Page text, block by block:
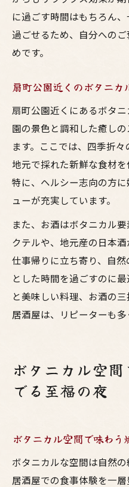
に過ごす時間はもちろん
過ごせるため、自分への
めです。
扇町公園近くのボタニカ
扇町公園近くにあるボタ
園の景色と調和した癒し
ます。ここでは、四季折々
地元で採れた新鮮な食材を
特に、ヘルシー志向の方
ューが充実しています。
また、お酒はボタニカル
クテルや、地元産の日本
仕事帰りに立ち寄り、自
とした時間を過ごすのに
と美味しい料理、お酒の
居酒屋は、リピーターも多
ボタニカル空
でる至福の夜
ボタニカル空間で味わ
ボタニカルな空間は自然の
居酒屋での食事体験を一